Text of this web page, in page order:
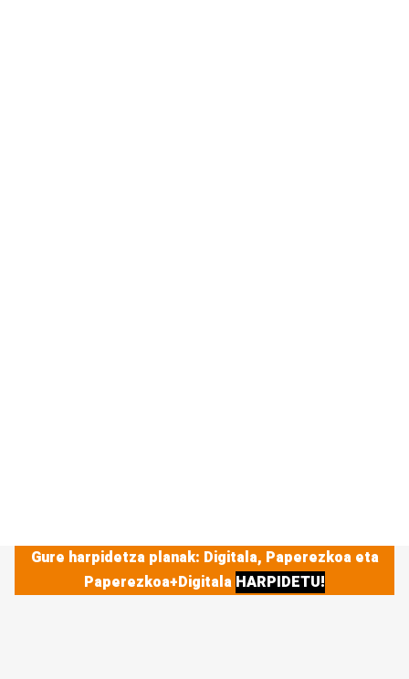
Gure harpidetza planak: Digitala, Paperezkoa eta
Paperezkoa+Digitala HARPIDETU!